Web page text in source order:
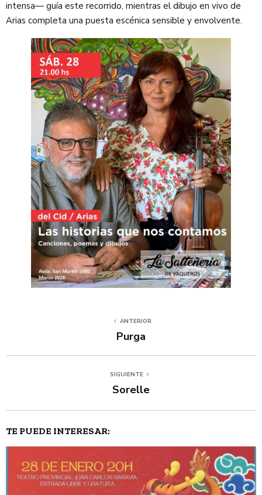
intensa— guía este recorrido, mientras el dibujo en vivo de
Arias completa una puesta escénica sensible y envolvente.
ANTERIOR
Purga
SIGUIENTE
Sorelle
TE PUEDE INTERESAR: